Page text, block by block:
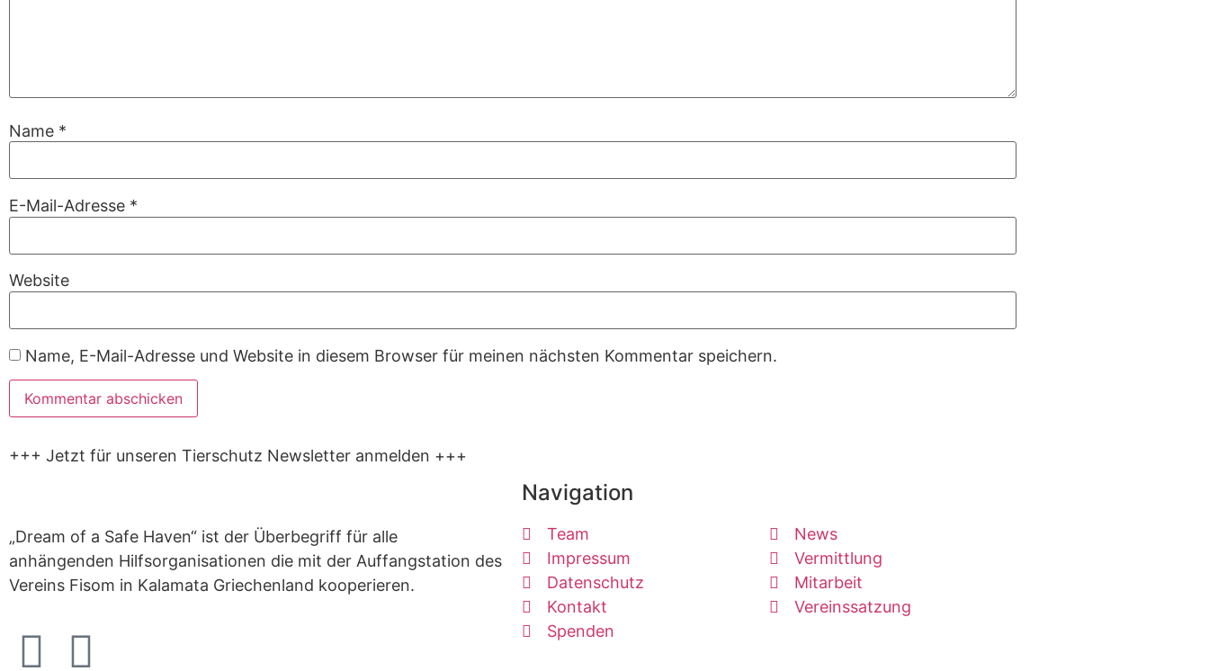
Name *
E-Mail-Adresse *
Website
Name, E-Mail-Adresse und Website in diesem Browser für meinen nächsten Kommentar speichern.
+++ Jetzt für unseren Tierschutz Newsletter anmelden +++
„Dream of a Safe Haven“ ist der Überbegriff für alle
anhängenden Hilfsorganisationen die mit der Auffangstation des
Vereins Fisom in Kalamata Griechenland kooperieren.
Navigation
Team
Impressum
Datenschutz
Kontakt
Spenden
News
Vermittlung
Mitarbeit
Vereinssatzung